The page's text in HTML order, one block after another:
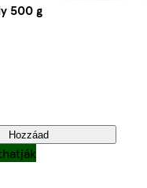
500 g
Hozzáad